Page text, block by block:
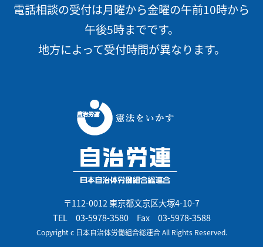
電話相談の受付は月曜から金曜の午前10時から
午後5時までです。
地方によって受付時間が異なります。
〒112-0012 東京都文京区大塚4-10-7
TEL 03-5978-3580Fax 03-5978-3588
Copyright c 日本自治体労働組合総連合 All Rights Reserved.